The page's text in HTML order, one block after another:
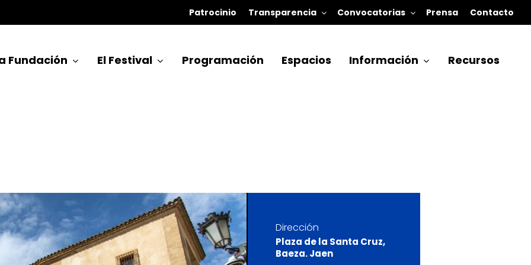
Patrocinio Transparencia Convocatorias Prensa Contacto
Fundación El Festival Programación Espacios Información Recursos
Dirección
Plaza de la Santa Cruz,
Baeza. Jaen